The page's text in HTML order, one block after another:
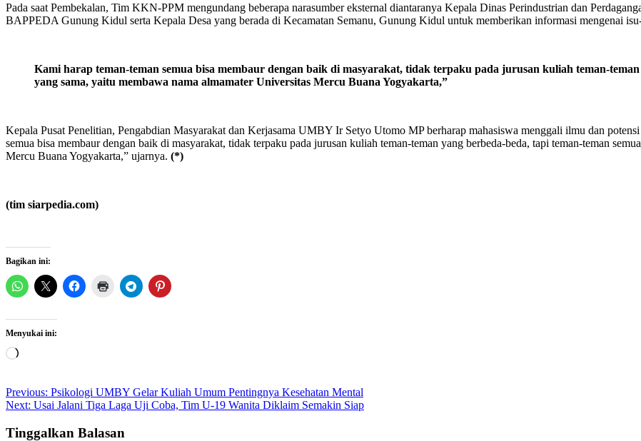
Pada saat Pembekalan, Tim KKN-PPM mengundang beberapa narasumber eksternal diantaranya Kepala Dinas Perindustrian dan
BAPPEDA Gunung Kidul serta Kepala Desa yang berada di Kecamatan Semanu, Gunung Kidul untuk memberikan informasi mengenai
Kami harap teman-teman semua bisa membaur dengan baik di masyarakat, tidak terpaku pada jurusan kuliah teman-teman
yang sama, yaitu membawa nama almamater Universitas Mercu Buana Yogyakarta,”
Kepala Pusat Penelitian, Pengabdian Masyarakat dan Kerjasama UMBY Ir Setyo Utomo MP berharap mahasiswa menggali ilmu dan
semua bisa membaur dengan baik di masyarakat, tidak terpaku pada jurusan kuliah teman-teman yang berbeda-beda, tapi teman-teman
Mercu Buana Yogyakarta,” ujarnya. (*)
(tim siarpedia.com)
Bagikan ini:
Menyukai ini:
Memuat...
Post
navigation
Previous: Psikologi UMBY Gelar Kuliah Umum Pentingnya Kesehatan Mental
Next: Usai Jalani Tiga Laga Uji Coba, Tim U-19 Wanita Diklaim Semakin Siap
Tinggalkan Balasan